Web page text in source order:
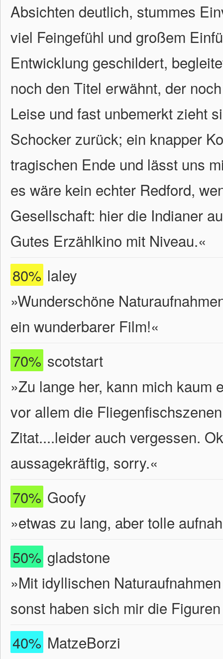
Absichten deutlich, stummes
viel Feingefühl und großem
Entwicklung geschildert,
noch den Titel erwähnt, der
Leise und fast unbemerkt zieht
Schocker zurück; ein knapper
tragischen Ende und lässt uns
es wäre kein echter Redford,
Gesellschaft: hier die Indianer
Gutes Erzählkino mit Niveau.«
80% laley
»Wunderschöne
ein wunderbarer Film!«
70% scotstart
»Zu lange her, kann mich kaum
vor allem die
Zitat....leider auch vergessen.
aussagekräftig, sorry.«
70% Goofy
»etwas zu lang, aber tolle
50% gladstone
»Mit idyllischen
sonst haben sich mir die
40% MatzeBorzi